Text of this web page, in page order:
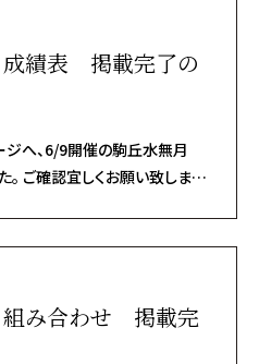
績表 掲載完了の
へ、6/9開催の駒丘水無月
ご確認宜しくお願い致しま
み合わせ 掲載完